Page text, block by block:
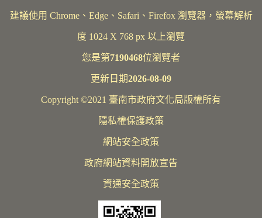
建議使用 Chrome、Edge、Safari、Firefox 瀏覽器，螢幕解析
度 1024 X 768 px 以上瀏覽
您是第7190468位瀏覽者
更新日期2026-08-09
Copyright ©2021 臺南市政府文化局版權所有
隱私權保護政策
網站安全政策
政府網站資料開放宣告
資通安全政策